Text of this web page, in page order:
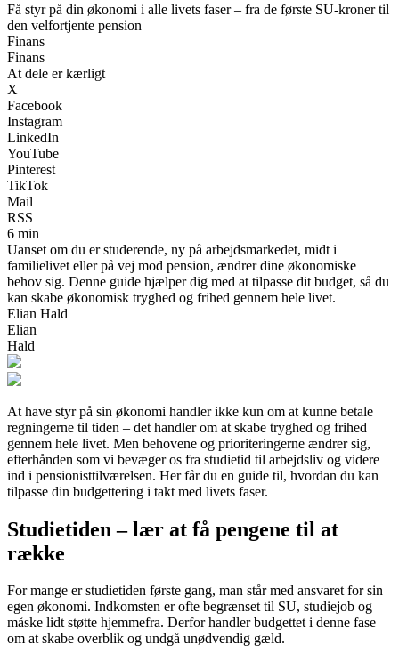
Få styr på din økonomi i alle livets faser – fra de første SU-kroner til
den velfortjente pension
Finans
Finans
At dele er kærligt
X
Facebook
Instagram
LinkedIn
YouTube
Pinterest
TikTok
Mail
RSS
6 min
Uanset om du er studerende, ny på arbejdsmarkedet, midt i
familielivet eller på vej mod pension, ændrer dine økonomiske
behov sig. Denne guide hjælper dig med at tilpasse dit budget, så du
kan skabe økonomisk tryghed og frihed gennem hele livet.
Elian Hald
Elian
Hald
At have styr på sin økonomi handler ikke kun om at kunne betale
regningerne til tiden – det handler om at skabe tryghed og frihed
gennem hele livet. Men behovene og prioriteringerne ændrer sig,
efterhånden som vi bevæger os fra studietid til arbejdsliv og videre
ind i pensionisttilværelsen. Her får du en guide til, hvordan du kan
tilpasse din budgettering i takt med livets faser.
Studietiden – lær at få pengene til at
række
For mange er studietiden første gang, man står med ansvaret for sin
egen økonomi. Indkomsten er ofte begrænset til SU, studiejob og
måske lidt støtte hjemmefra. Derfor handler budgettet i denne fase
om at skabe overblik og undgå unødvendig gæld.